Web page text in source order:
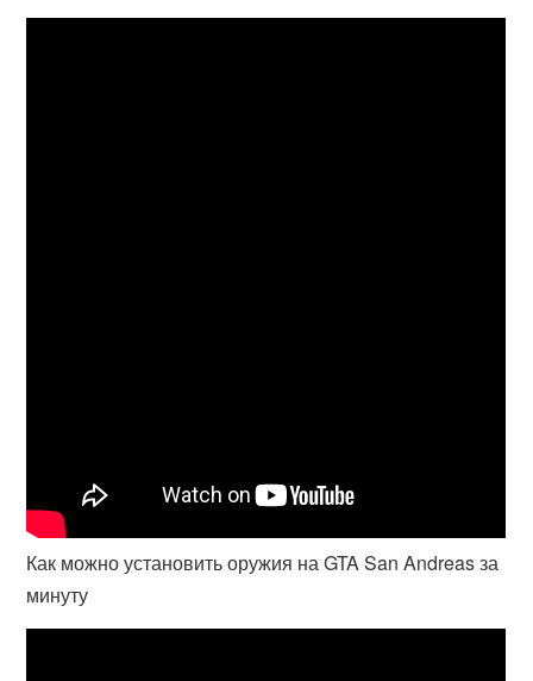
Как можно установить оружия на GTA San Andreas за
минуту